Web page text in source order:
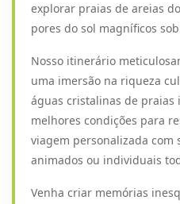
explorar praias de areias
pores do sol magníficos
Nosso itinerário
uma imersão na riqueza
águas cristalinas de praias
melhores condições para
viagem personalizada com
animados ou individuais
Venha criar memórias